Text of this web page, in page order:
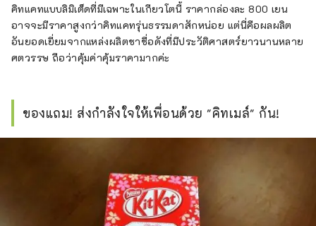
คิทแคทแบบลิมิเต็ดที่มีเฉพาะในเกียวโตนี้ ราคากล่องละ 800 เยน
อาจจะมีราคาสูงกว่าคิทแคทรุ่นธรรมดาสักหน่อย แต่นี่คือผลผลิต
อันยอดเยี่ยมจากแหล่งผลิตชาชื่อดังที่มีประวัติศาสตร์ยาวนานหลาย
ศตวรรษ ถือว่าคุ้มค่าคุ้มราคามากค่ะ
ของแถม! ส่งกำลังใจให้เพื่อนด้วย "คิทเมล์" กัน!